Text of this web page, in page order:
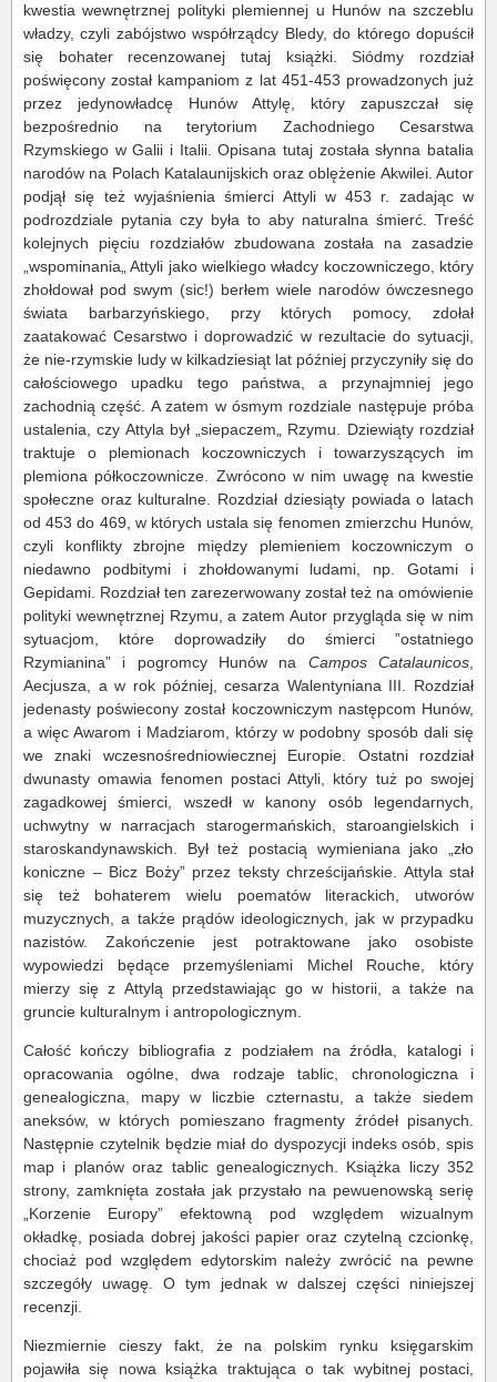
kwestia wewnętrznej polityki plemiennej u Hunów na szczeblu
władzy, czyli zabójstwo współrządcy Bledy, do którego dopuścił
się bohater recenzowanej tutaj książki. Siódmy rozdział
poświęcony został kampaniom z lat 451-453 prowadzonych już
przez jedynowładcę Hunów Attylę, który zapuszczał się
bezpośrednio na terytorium Zachodniego Cesarstwa
Rzymskiego w Galii i Italii. Opisana tutaj została słynna batalia
narodów na Polach Katalaunijskich oraz oblężenie Akwilei. Autor
podjął się też wyjaśnienia śmierci Attyli w 453 r. zadając w
podrozdziale pytania czy była to aby naturalna śmierć. Treść
kolejnych pięciu rozdziałów zbudowana została na zasadzie
„wspominania„ Attyli jako wielkiego władcy koczowniczego, który
zhołdował pod swym (sic!) berłem wiele narodów ówczesnego
świata barbarzyńskiego, przy których pomocy, zdołał
zaatakować Cesarstwo i doprowadzić w rezultacie do sytuacji,
że nie-rzymskie ludy w kilkadziesiąt lat później przyczyniły się do
całościowego upadku tego państwa, a przynajmniej jego
zachodnią część. A zatem w ósmym rozdziale następuje próba
ustalenia, czy Attyla był „siepaczem„ Rzymu. Dziewiąty rozdział
traktuje o plemionach koczowniczych i towarzyszących im
plemiona półkoczownicze. Zwrócono w nim uwagę na kwestie
społeczne oraz kulturalne. Rozdział dziesiąty powiada o latach
od 453 do 469, w których ustala się fenomen zmierzchu Hunów,
czyli konflikty zbrojne między plemieniem koczowniczym o
niedawno podbitymi i zhołdowanymi ludami, np. Gotami i
Gepidami. Rozdział ten zarezerwowany został też na omówienie
polityki wewnętrznej Rzymu, a zatem Autor przygląda się w nim
sytuacjom, które doprowadziły do śmierci ”ostatniego
Rzymianina” i pogromcy Hunów na Campos Catalaunicos
Aecjusza, a w rok później, cesarza Walentyniana III. Rozdział
jedenasty poświecony został koczowniczym następcom Hunów,
a więc Awarom i Madziarom, którzy w podobny sposób dali się
we znaki wczesnośredniowiecznej Europie. Ostatni rozdział
dwunasty omawia fenomen postaci Attyli, który tuż po swojej
zagadkowej śmierci, wszedł w kanony osób legendarnych,
uchwytny w narracjach starogermańskich, staroangielskich i
staroskandynawskich. Był też postacią wymieniana jako „zło
koniczne – Bicz Boży” przez teksty chrześcijańskie. Attyla stał
się też bohaterem wielu poematów literackich, utworów
muzycznych, a także prądów ideologicznych, jak w przypadku
nazistów. Zakończenie jest potraktowane jako osobiste
wypowiedzi będące przemyśleniami Michel Rouche, który
mierzy się z Attylą przedstawiając go w historii, a także na
gruncie kulturalnym i antropologicznym.
Całość kończy bibliografia z podziałem na źródła, katalogi i
opracowania ogólne, dwa rodzaje tablic, chronologiczna i
genealogiczna, mapy w liczbie czternastu, a także siedem
aneksów, w których pomieszano fragmenty źródeł pisanych.
Następnie czytelnik będzie miał do dyspozycji indeks osób, spis
map i planów oraz tablic genealogicznych. Książka liczy 352
strony, zamknięta została jak przystało na pewuenowską serię
„Korzenie Europy” efektowną pod względem wizualnym
okładkę, posiada dobrej jakości papier oraz czytelną czcionkę,
chociaż pod względem edytorskim należy zwrócić na pewne
szczegóły uwagę. O tym jednak w dalszej części niniejszej
recenzji.
Niezmiernie cieszy fakt, że na polskim rynku księgarskim
pojawiła się nowa książka traktująca o tak wybitnej postaci,